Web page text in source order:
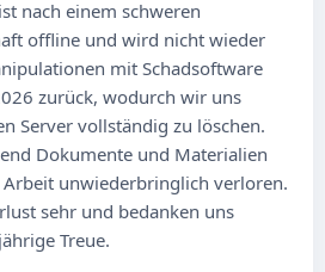
nach einem schweren
offline und wird nicht wieder
mit Schadsoftware
zurück, wodurch wir uns
Server vollständig zu löschen.
Dokumente und Materialien
unwiederbringlich verloren.
sehr und bedanken uns
Treue.